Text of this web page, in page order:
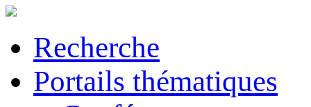
Recherche
Portails thématiques